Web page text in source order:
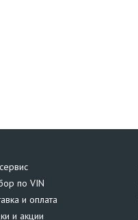
по VIN
и оплата
и акции